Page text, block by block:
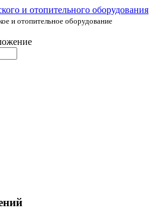
и отопительное оборудование